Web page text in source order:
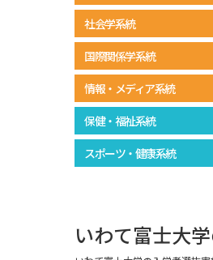
社会学系統
国際関係学系統
情報・メディア系統
保健・福祉系統
スポーツ・健康系統
いわて富士大